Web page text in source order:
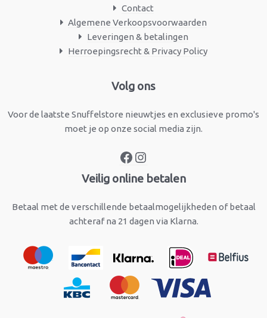
Contact
Algemene Verkoopsvoorwaarden
Leveringen & betalingen
Herroepingsrecht & Privacy Policy
Volg ons
Voor de laatste Snuffelstore nieuwtjes en exclusieve promo's
moet je op onze social media zijn.
Facebook
Veilig online betalen
Betaal met de verschillende betaalmogelijkheden of betaal
achteraf na 21 dagen via Klarna.